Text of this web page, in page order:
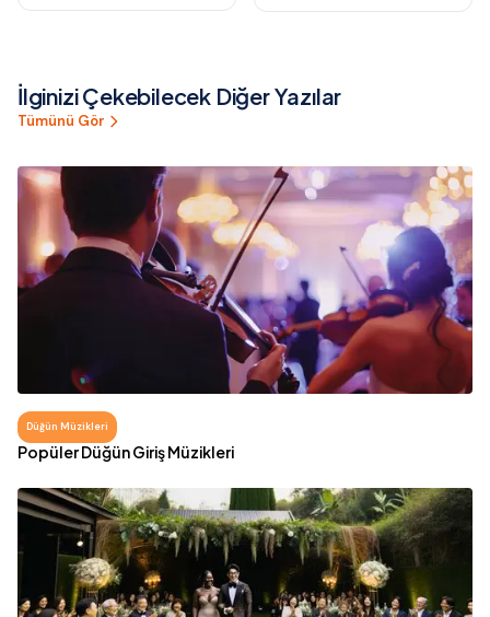
İlginizi Çekebilecek Diğer Yazılar
Tümünü Gör
Düğün Müzikleri
Popüler Düğün Giriş Müzikleri